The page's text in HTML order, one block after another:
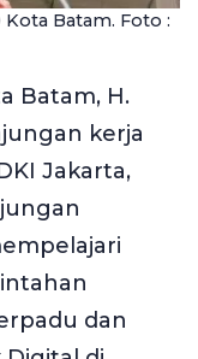
Batam. Foto :
Batam, H.
kerja
Jakarta,
dan